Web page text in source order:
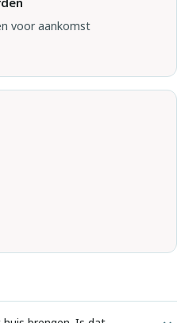
voor aankomst